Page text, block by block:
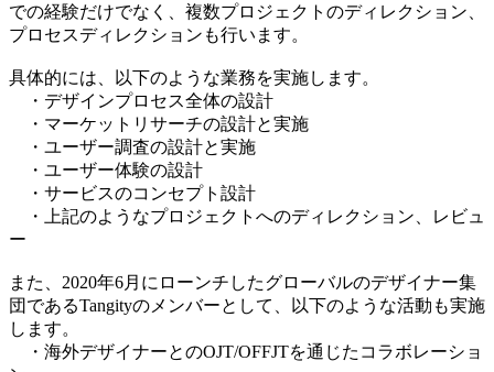
での経験だけでなく、複数プロジェクトのディレクション、
プロセスディレクションも行います。
具体的には、以下のような業務を実施します。
・デザインプロセス全体の設計
・マーケットリサーチの設計と実施
・ユーザー調査の設計と実施
・ユーザー体験の設計
・サービスのコンセプト設計
・上記のようなプロジェクトへのディレクション、レビュ
ー
また、2020年6月にローンチしたグローバルのデザイナー集
団であるTangityのメンバーとして、以下のような活動も実施
します。
・海外デザイナーとのOJT/OFFJTを通じたコラボレーショ